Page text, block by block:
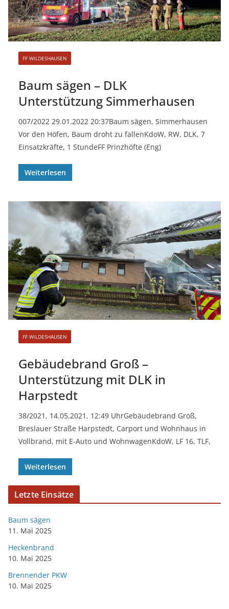
FF WILDESHAUSEN
Baum sägen – DLK
Unterstützung Simmerhausen
007/2022 29.01.2022 20:37Baum sägen, Simmerhausen
Vor den Höfen, Baum droht zu fallenKdoW, RW, DLK, 7
Einsatzkräfte, 1 StundeFF Prinzhöfte (Eng)
Weiterlesen
FF WILDESHAUSEN
Gebäudebrand Groß –
Unterstützung mit DLK in
Harpstedt
38/2021, 14.05.2021, 12:49 UhrGebäudebrand Groß,
Breslauer Straße Harpstedt, Carport und Wohnhaus in
Vollbrand, mit E-Auto und WohnwagenKdoW, LF 16, TLF,
Weiterlesen
Letzte Einsätze
Baum sägen
11. Mai 2025
Heckenbrand
10. Mai 2025
Brennender PKW
10. Mai 2025